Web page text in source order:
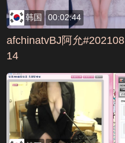
韩国 00:02:44
afchinatvBJ阿允#202108
14